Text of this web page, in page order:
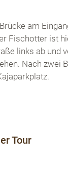
am
Fischotter ist
links ab und
Nach zwei
Tour